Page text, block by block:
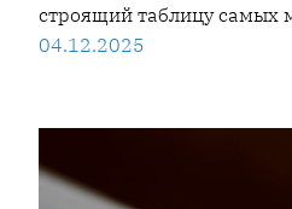
строящий таблицу самых
04.12.2025